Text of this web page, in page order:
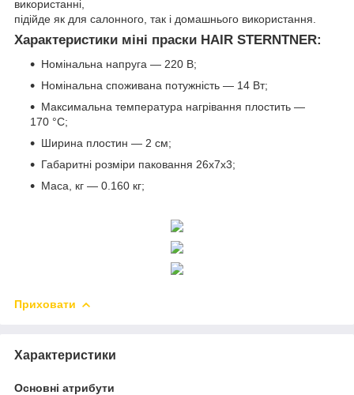
використанні,
підійде як для салонного, так і домашнього використання.
Характеристики міні праски HAIR STERNTNER:
Номінальна напруга — 220 В;
Номінальна споживана потужність — 14 Вт;
Максимальна температура нагрівання плостить —
170 °C;
Ширина плостин — 2 см;
Габаритні розміри паковання 26х7х3;
Маса, кг — 0.160 кг;
Приховати
Характеристики
Основні атрибути